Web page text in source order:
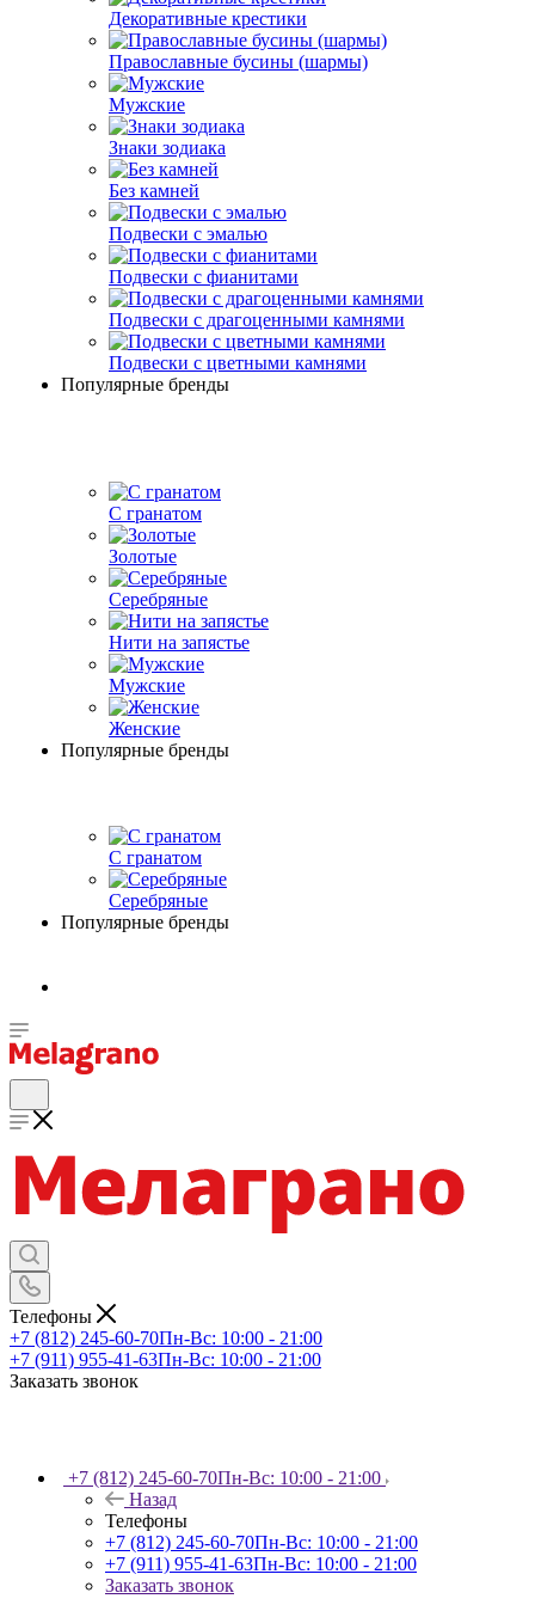
Декоративные крестики
Православные бусины (шармы)
Мужские
Знаки зодиака
Без камней
Подвески с эмалью
Подвески с фианитами
Подвески с драгоценными камнями
Подвески с цветными камнями
Популярные бренды
С гранатом
Золотые
Серебряные
Нити на запястье
Мужские
Женские
Популярные бренды
С гранатом
Серебряные
Популярные бренды
Телефоны
+7 (812) 245-60-70Пн-Вс: 10:00 - 21:00
+7 (911) 955-41-63Пн-Вс: 10:00 - 21:00
Заказать звонок
+7 (812) 245-60-70Пн-Вс: 10:00 - 21:00
Назад
Телефоны
+7 (812) 245-60-70Пн-Вс: 10:00 - 21:00
+7 (911) 955-41-63Пн-Вс: 10:00 - 21:00
Заказать звонок